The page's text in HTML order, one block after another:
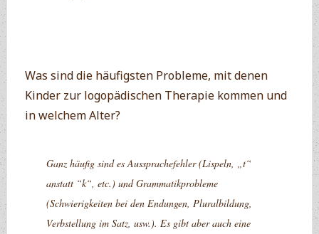
Was sind die häufigsten Probleme, mit denen
Kinder zur logopädischen Therapie kommen und
in welchem Alter?
Ganz häufig sind es Aussprachefehler (Lispeln, „t“
anstatt “k“, etc.) und Grammatikprobleme
(Schwierigkeiten bei den Endungen, Pluralbildung,
Verbstellung im Satz, usw.). Es gibt aber auch eine